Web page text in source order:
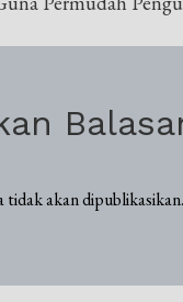
tidak akan dipublikasikan.